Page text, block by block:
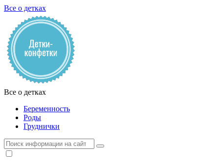
Все о детках
Все о детках
Беременность
Роды
Груднички